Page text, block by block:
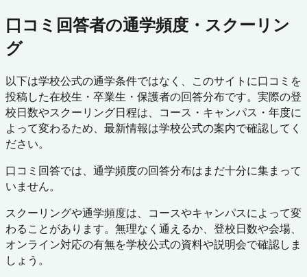
口コミ回答者の通学頻度・スクーリン
グ
以下は学校公式の通学条件ではなく、このサイトに口コミを
投稿した在校生・卒業生・保護者の回答分布です。実際の登
校日数やスクーリング日程は、コース・キャンパス・年度に
よって変わるため、最新情報は学校公式の案内で確認してく
ださい。
口コミ回答では、通学頻度の回答分布はまだ十分に集まって
いません。
スクーリングや通学頻度は、コースやキャンパスによって変
わることがあります。無理なく通えるか、登校日数や会場、
オンライン対応の有無を学校公式の資料や説明会で確認しま
しょう。